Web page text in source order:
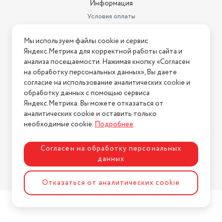
есть
Количество предустановок
Поддержка профиля A2DP
есть
Подсоединение по стандарту
есть
Количество каналов
4
Аудиовыход стерео
есть
Поддержка FLAC
есть
Тип интерфейса CD-ченджера
нет
Диапазон FM
есть
есть
Информация
Условия оплаты
Условия возврата
Нашли ошибку на сайте? Напишите нам
2026 © Интернет-магазин "АстМаркет". У нас есть всё!
Политика конфиденциальности
Разработка сайтаASTDESIGN
Мы используем файлы cookie и сервис
Яндекс.Метрика для корректной работы сайта и
анализа посещаемости. Нажимая кнопку «Согласен
на обработку персональных данных», Вы даете
согласие на использование аналитических cookie и
обработку данных с помощью сервиса
Яндекс.Метрика. Вы можете отказаться от
аналитических cookie и оставить только
необходимые cookie.Подробнее.
Согласен на обработку персональных
данных
Отказаться от аналитических cookie